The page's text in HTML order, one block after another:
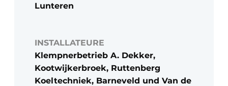
Lunteren
INSTALLATEURE
Klempnerbetrieb A. Dekker,
Kootwijkerbroek, Ruttenberg
Koeltechniek, Barneveld und Van de